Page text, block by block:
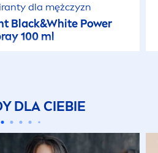
dla mężczyzn
Black&White Power
100 ml
DLA CIEBIE